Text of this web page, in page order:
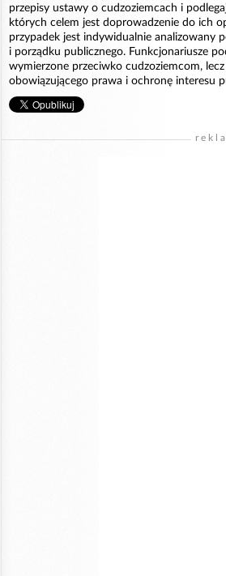
przepisy ustawy o cudzoziemcach i
których celem jest doprowadzenie do ich
przypadek jest indywidualnie analizowany
i porządku publicznego. Funkcjonariusze
wymierzone przeciwko cudzoziemcom,
obowiązującego prawa i ochronę interesu